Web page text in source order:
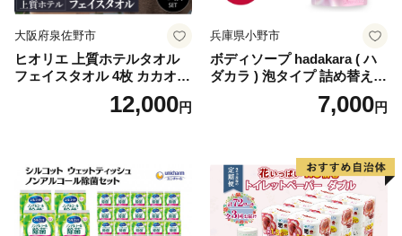
大阪府泉佐野市
ヒオリエ 上質ホテルタオル
フェイスタオル 4枚 カカオ
【タオル 泉州タオル 吸水 普
段使い 無地 シンプル 日用品
12,000円
兵庫県小野市
ボディソープ hadakara ( ハ
ダカラ ) 泡タイプ 詰め替え 4
40ml×4袋 ボディーソープ 泡
ボディソープ 泡 日用品 消耗
泡石鹸 石鹸 兵庫 兵庫県 小野
7,000円